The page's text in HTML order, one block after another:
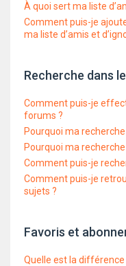
À quoi sert ma liste
Comment puis-je
ma liste d’amis et
Recherche dans
Comment puis-je
forums ?
Pourquoi ma
Pourquoi ma
Comment puis-je
Comment puis-je
sujets ?
Favoris et
Quelle est la